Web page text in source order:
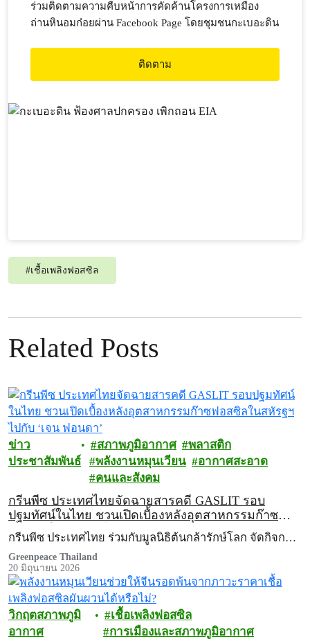
ร่วมติดตามความคืบหน้าการคัดค้านโครงการเหมือง
ถ่านหินอมก๋อยผ่าน Facebook Page โดยชุมชนกะเบอะดิน
ติดตาม
#เชื้อเพลิงฟอสซิล
Related Posts
ข่าว
ประชาสัมพันธ์
สภาพภูมิอากาศ
พลาสติก
พลังงานหมุนเวียน
อากาศสะอาด
คนและสังคม
กรีนพีซ ประเทศไทยจัดฉายสารคดี GASLIT รอบ
ปฐมทัศน์ในไทย ชวนเปิดเบื้องหลังอุตสาหกรรมก๊าซ
ฟอสซิลในสหัรฐฯ ไปกับ ‘เจน ฟอนดา’
กรีนพีซ ประเทศไทย ร่วมกับมูลนิธิต้นกล้ารักษ์โลก จัดกิจก…
Greenpeace Thailand
20 มิถุนายน 2026
วิกฤตสภาพภูมิ
อากาศ
เชื้อเพลิงฟอสซิล
การเมืองและสภาพภูมิอากาศ